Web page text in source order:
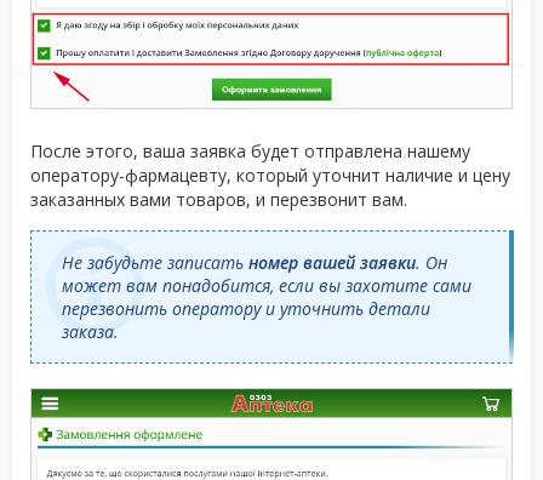
После этого, ваша заявка будет отправлена нашему
оператору-фармацевту, который уточнит наличие и цену
заказанных вами товаров, и перезвонит вам.
Не забудьте записать номер вашей заявки. Он
может вам понадобится, если вы захотите сами
перезвонить оператору и уточнить детали
заказа.